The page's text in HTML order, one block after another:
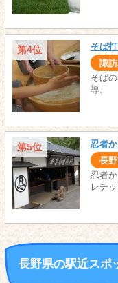
第4位 そば
諏
そば
導。
第5位 忍者
長
忍者
レチ
長野県の駅近スポ